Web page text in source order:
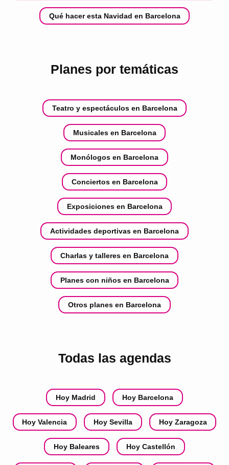
Qué hacer esta Navidad en Barcelona
Planes por temáticas
Teatro y espectáculos en Barcelona
Musicales en Barcelona
Monólogos en Barcelona
Conciertos en Barcelona
Exposiciones en Barcelona
Actividades deportivas en Barcelona
Charlas y talleres en Barcelona
Planes con niños en Barcelona
Otros planes en Barcelona
Todas las agendas
Hoy Madrid Hoy Barcelona
Hoy Valencia Hoy Sevilla Hoy Zaragoza
Hoy Baleares Hoy Castellón